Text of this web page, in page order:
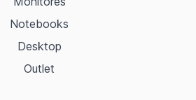
Notebooks
Desktop
Outlet